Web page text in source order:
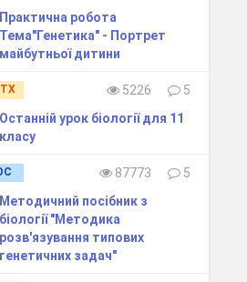
Практична робота
Тема"Генетика" - Портрет
майбутньої дитини
5226
5
Останній урок біології для 11
класу
87773
5
Методичний посібник з
біології "Методика
розв'язування типових
генетичних задач"